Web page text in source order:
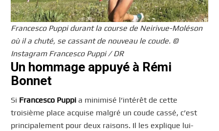
Francesco Puppi durant la course de Neirivue-Moléson
où il a chuté, se cassant de nouveau le coude. ©
Instagram Francesco Puppi / DR
Un hommage appuyé à Rémi
Bonnet
Si Francesco Puppi a minimisé l’intérêt de cette
troisième place acquise malgré un coude cassé, c’est
principalement pour deux raisons. Il les explique lui-